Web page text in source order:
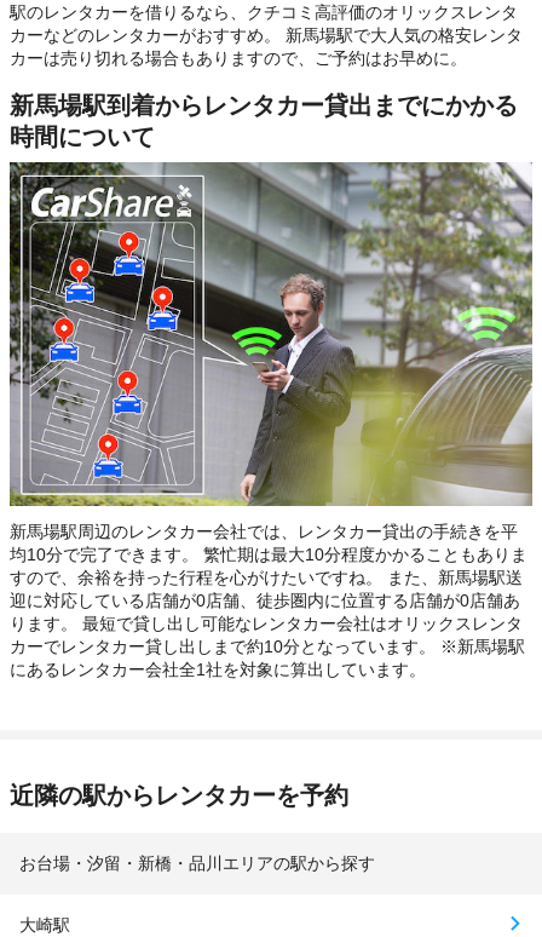
駅のレンタカーを借りるなら、クチコミ高評価のオリックスレンタ
カーなどのレンタカーがおすすめ。 新馬場駅で大人気の格安レンタ
カーは売り切れる場合もありますので、ご予約はお早めに。
新馬場駅到着からレンタカー貸出までにかかる
時間について
新馬場駅周辺のレンタカー会社では、レンタカー貸出の手続きを平
均10分で完了できます。 繁忙期は最大10分程度かかることもありま
すので、余裕を持った行程を心がけたいですね。 また、新馬場駅送
迎に対応している店舗が0店舗、徒歩圏内に位置する店舗が0店舗あ
ります。 最短で貸し出し可能なレンタカー会社はオリックスレンタ
カーでレンタカー貸し出しまで約10分となっています。 ※新馬場駅
にあるレンタカー会社全1社を対象に算出しています。
近隣の駅からレンタカーを予約
お台場・汐留・新橋・品川エリアの駅から探す
大崎駅